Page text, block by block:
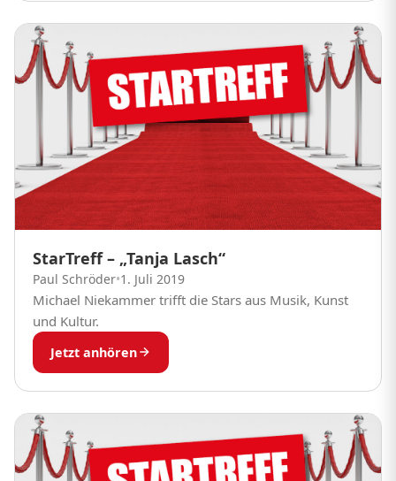
StarTreff – „Tanja Lasch“
Paul Schröder•1. Juli 2019
Michael Niekammer trifft die Stars aus Musik, Kunst
und Kultur.
Jetzt anhören